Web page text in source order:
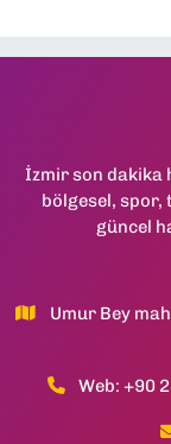
İzmir son dakika
bölgesel,
güncel
Umur Bey
Web: +90